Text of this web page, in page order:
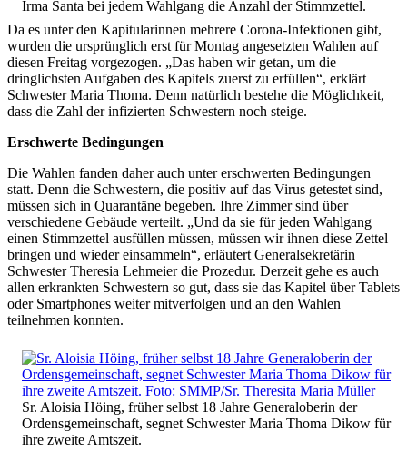
Irma Santa bei jedem Wahlgang die Anzahl der Stimmzettel.
Da es unter den Kapitularinnen mehrere Corona-Infektionen gibt,
wurden die ursprünglich erst für Montag angesetzten Wahlen auf
diesen Freitag vorgezogen. „Das haben wir getan, um die
dringlichsten Aufgaben des Kapitels zuerst zu erfüllen“, erklärt
Schwester Maria Thoma. Denn natürlich bestehe die Möglichkeit,
dass die Zahl der infizierten Schwestern noch steige.
Erschwerte Bedingungen
Die Wahlen fanden daher auch unter erschwerten Bedingungen
statt. Denn die Schwestern, die positiv auf das Virus getestet sind,
müssen sich in Quarantäne begeben. Ihre Zimmer sind über
verschiedene Gebäude verteilt. „Und da sie für jeden Wahlgang
einen Stimmzettel ausfüllen müssen, müssen wir ihnen diese Zettel
bringen und wieder einsammeln“, erläutert Generalsekretärin
Schwester Theresia Lehmeier die Prozedur. Derzeit gehe es auch
allen erkrankten Schwestern so gut, dass sie das Kapitel über Tablets
oder Smartphones weiter mitverfolgen und an den Wahlen
teilnehmen konnten.
Sr. Aloisia Höing, früher selbst 18 Jahre Generaloberin der
Ordensgemeinschaft, segnet Schwester Maria Thoma Dikow für
ihre zweite Amtszeit.